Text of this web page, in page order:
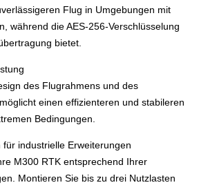
Flug in Umgebungen mit
während die AES-256-Verschlüsselung
bietet.
des Flugrahmens und des
einen effizienteren und stabileren
Bedingungen.
industrielle Erweiterungen
M300 RTK entsprechend Ihrer
Montieren Sie bis zu drei Nutzlasten